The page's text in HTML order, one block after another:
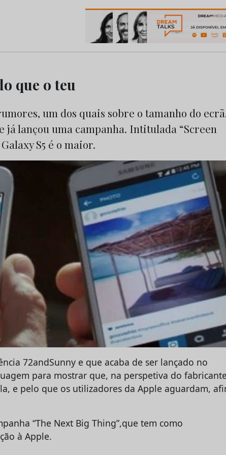
Publicidade
que o teu
um dos quais sobre o tamanho do
já lançou uma campanha. Intitulada “Screen
S5 é o maior.
72andSunny e que acaba de ser lançado no
para mostrar que, na perspetiva do fabricante
e pelo que os utilizadores da Apple aguardam,
“The Next Big Thing”,que tem como
à Apple.